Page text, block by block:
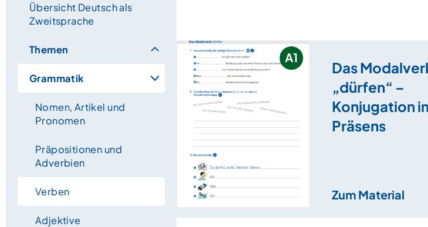
Übersicht Deutsch als
Zweitsprache
Themen
Grammatik
Nomen, Artikel und
Pronomen
Präpositionen und
Adverbien
Verben
Adjektive
A1
Das
„dürfen“ –
Konjugation
Präsens
Zum Material